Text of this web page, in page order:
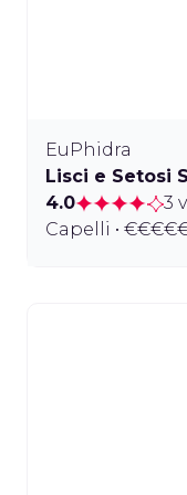
EuPhidra
Lisci e Setosi
4.0
3
Capelli •